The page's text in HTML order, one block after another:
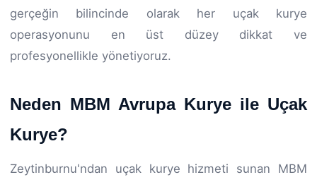
gerçeğin bilincinde olarak her uçak kurye
operasyonunu en üst düzey dikkat ve
profesyonellikle yönetiyoruz.
Neden MBM Avrupa Kurye ile Uçak
Kurye?
Zeytinburnu'ndan uçak kurye hizmeti sunan MBM